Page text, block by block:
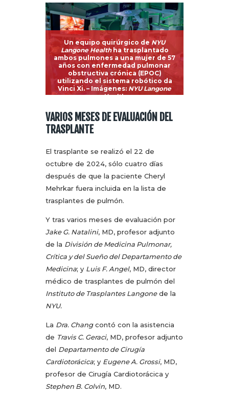
Un equipo quirúrgico deNYU
Langone Healthha trasplantado
ambos pulmones a una mujer de 57
años con enfermedad pulmonar
obstructiva crónica (EPOC)
utilizando el sistema robótico da
Vinci Xi. – Imágenes: NYU Langone
Health.
VARIOS MESES DE EVALUACIÓN DEL
TRASPLANTE
El trasplante se realizó el 22 de
octubre de 2024, sólo cuatro días
después de que la paciente Cheryl
Mehrkar fuera incluida en la lista de
trasplantes de pulmón.
Y tras varios meses de evaluación por
Jake G. Natalini, MD, profesor adjunto
de la División de Medicina Pulmonar,
Crítica y del Sueño del Departamento de
Medicina; y Luis F. Angel, MD, director
médico de trasplantes de pulmón del
Instituto de Trasplantes Langonede la
NYU.
La Dra. Changcontó con la asistencia
de Travis C. Geraci, MD, profesor adjunto
del Departamento de Cirugía
Cardiotorácica; y Eugene A. Grossi, MD,
profesor de Cirugía Cardiotorácica y
Stephen B. Colvin, MD.